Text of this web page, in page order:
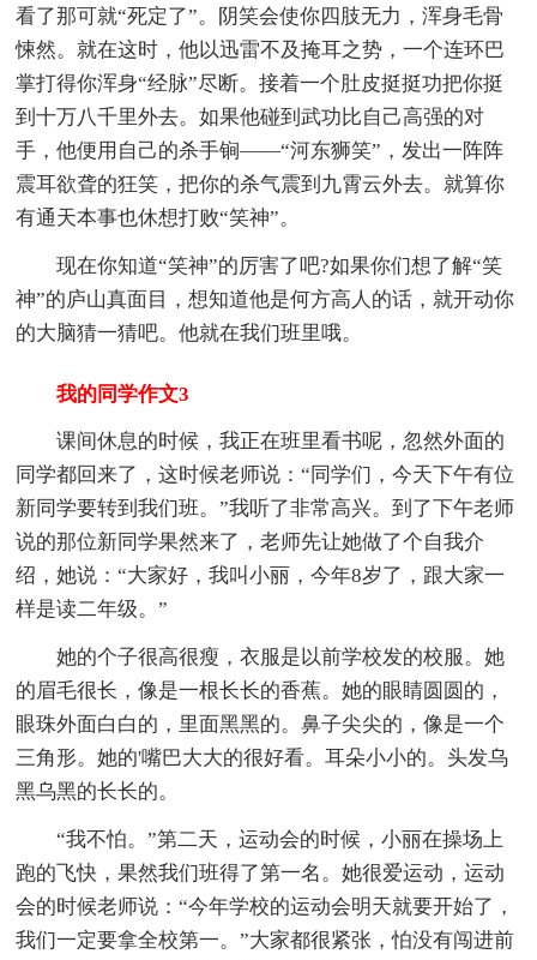
看了那可就“死定了”。阴笑会使你四肢无力，浑身毛骨
悚然。就在这时，他以迅雷不及掩耳之势，一个连环巴
掌打得你浑身“经脉”尽断。接着一个肚皮挺挺功把你挺
到十万八千里外去。如果他碰到武功比自己高强的对
手，他便用自己的杀手锏——“河东狮笑”，发出一阵阵
震耳欲聋的狂笑，把你的杀气震到九霄云外去。就算你
有通天本事也休想打败“笑神”。
现在你知道“笑神”的厉害了吧?如果你们想了解“笑
神”的庐山真面目，想知道他是何方高人的话，就开动你
的大脑猜一猜吧。他就在我们班里哦。
我的同学作文3
课间休息的时候，我正在班里看书呢，忽然外面的
同学都回来了，这时候老师说：“同学们，今天下午有位
新同学要转到我们班。”我听了非常高兴。到了下午老师
说的那位新同学果然来了，老师先让她做了个自我介
绍，她说：“大家好，我叫小丽，今年8岁了，跟大家一
样是读二年级。”
她的个子很高很瘦，衣服是以前学校发的校服。她
的眉毛很长，像是一根长长的香蕉。她的眼睛圆圆的，
眼珠外面白白的，里面黑黑的。鼻子尖尖的，像是一个
三角形。她的'嘴巴大大的很好看。耳朵小小的。头发乌
黑乌黑的长长的。
“我不怕。”第二天，运动会的时候，小丽在操场上
跑的飞快，果然我们班得了第一名。她很爱运动，运动
会的时候老师说：“今年学校的运动会明天就要开始了，
我们一定要拿全校第一。”大家都很紧张，怕没有闯进前